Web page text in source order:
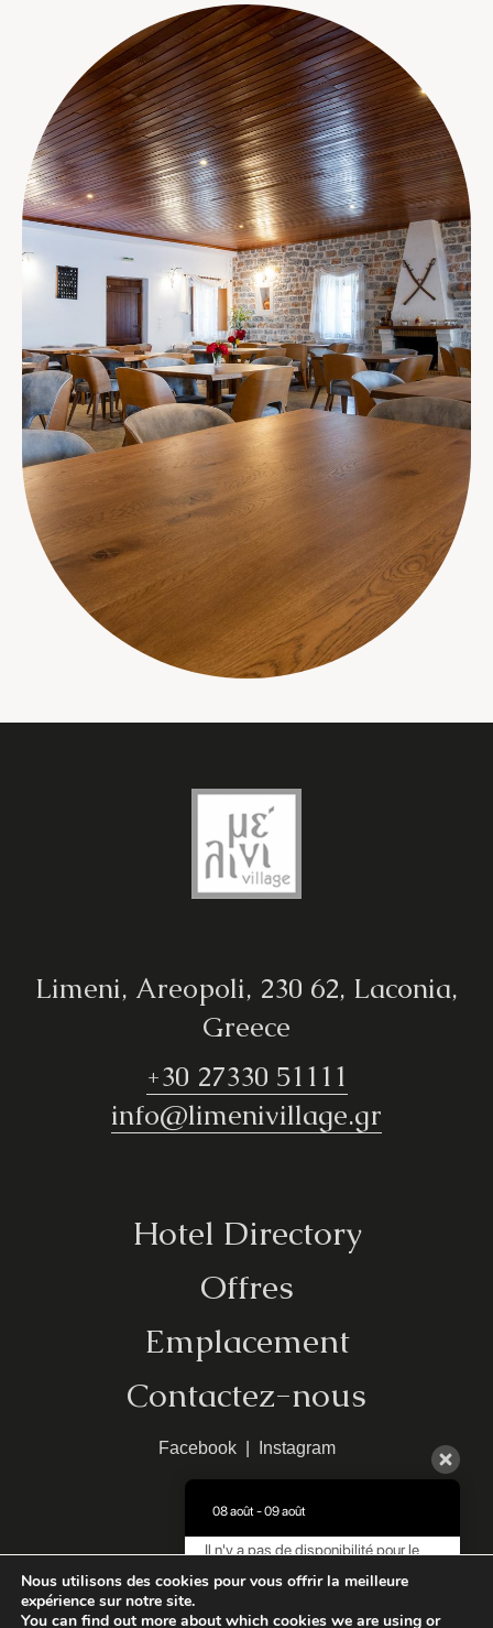
Limeni, Areopoli, 230 62, Laconia,
Greece
+30 27330 51111
info@limenivillage.gr
Hotel Directory
Offres
Emplacement
Contactez-nous
Facebook| Instagram
MHTE:1248Κ013Α0042000
Powered by: AboutHotelier
Nous utilisons des cookies pour vous offrir la meilleure
expérience sur notre site.
You can find out more about which cookies we are using or
08 août - 09 août
Il n'y a pas de disponibilité pour le
plus d'informations.
9.5 / 10 (708 Avis)